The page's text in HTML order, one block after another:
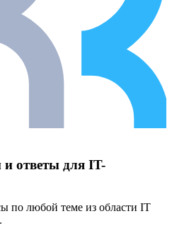
ответы для IT-
по любой теме из области IT